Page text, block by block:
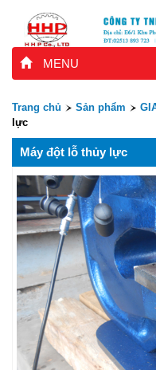
MENU
Trang chủ Sản phẩm
lực
Máy đột lỗ thủy lực